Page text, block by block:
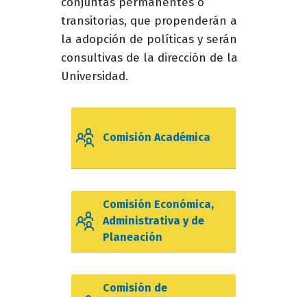
transitorias, que propenderán a
la adopción de políticas y serán
consultivas de la dirección de la
Universidad.
Comisión Académica
Comisión Económica,
Administrativa y de
Planeación
Comisión de